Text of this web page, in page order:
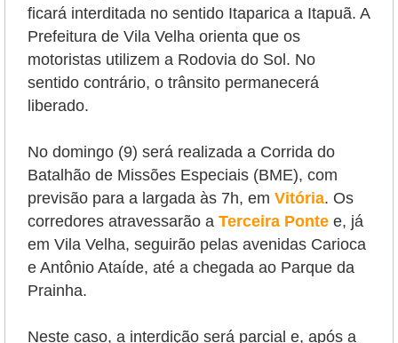
ficará interditada no sentido Itaparica a Itapuã. A
Prefeitura de Vila Velha orienta que os
motoristas utilizem a Rodovia do Sol. No
sentido contrário, o trânsito permanecerá
liberado.
No domingo (9) será realizada a Corrida do
Batalhão de Missões Especiais (BME), com
previsão para a largada às 7h, em Vitória. Os
corredores atravessarão a Terceira Ponte e, já
em Vila Velha, seguirão pelas avenidas Carioca
e Antônio Ataíde, até a chegada ao Parque da
Prainha.
Neste caso, a interdição será parcial e, após a